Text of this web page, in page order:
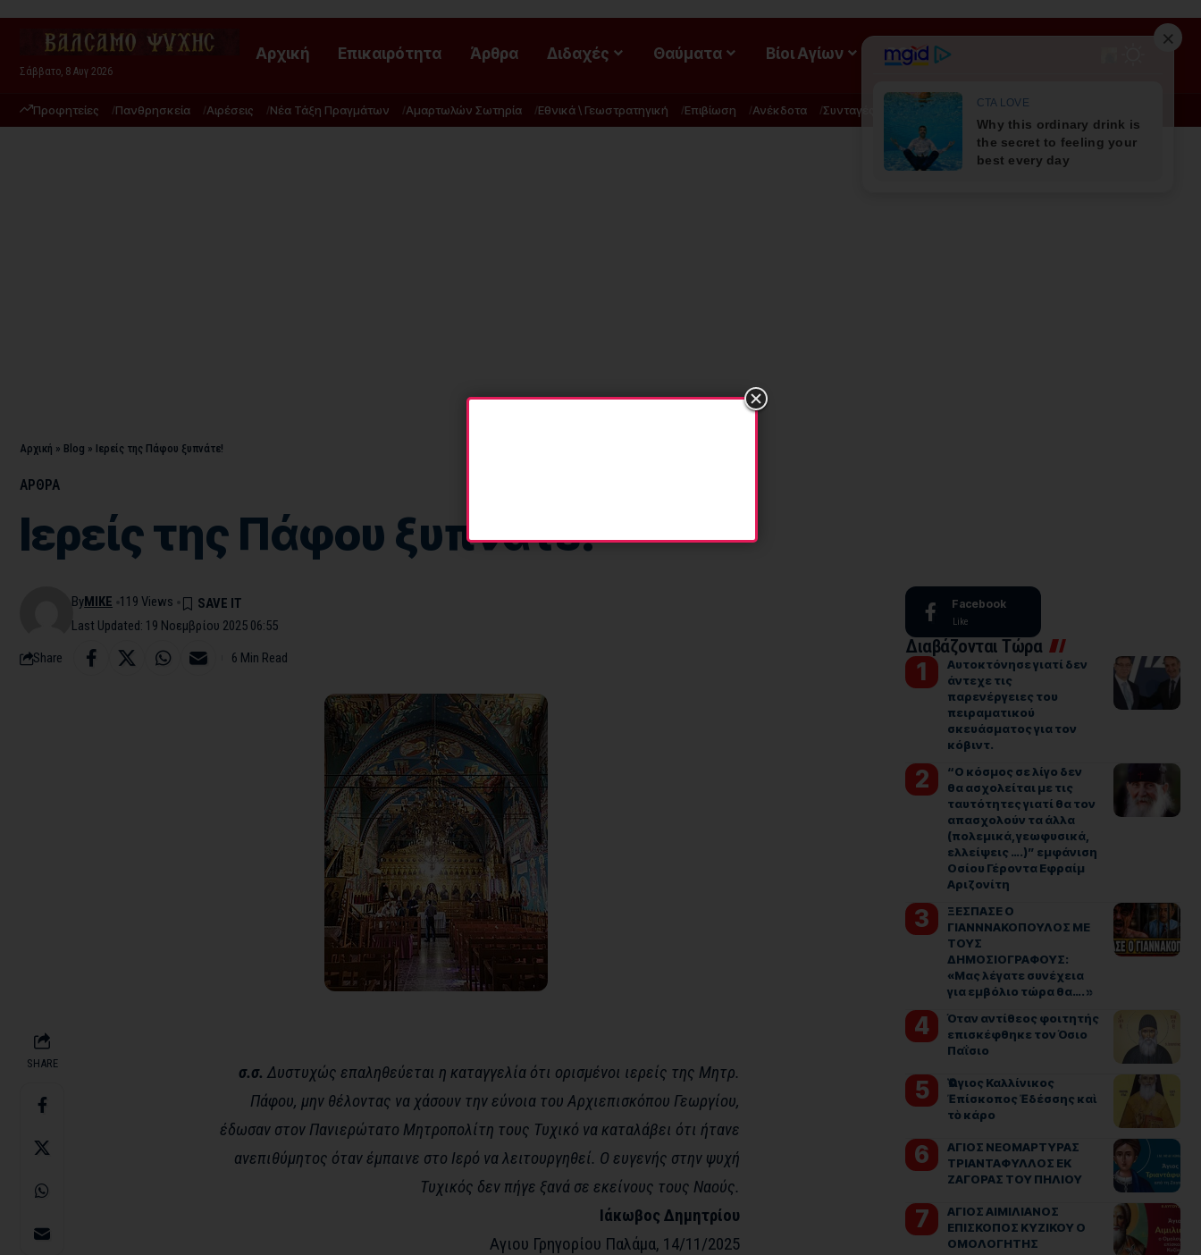
Σάββατο, 8 Αυγ 2026
Αρχική Επικαιρότητα Άρθρα Διδαχές Θαύματα Βίοι Αγίων ΡΟΗ
Προφητείες Πανθρησκεία Αιρέσεις Νέα Τάξη Πραγμάτων Αμαρτωλών Σωτηρία Εθνικά \ Γεωστρατηγική Επιβίωση Ανέκδοτα Συνταγές Διατροφή - Φυσική Ιατρική
Αρχική » Blog » Ιερείς της Πάφου ξυπνάτε!
ΑΡΘΡΑ
Ιερείς της Πάφου ξυπνάτε!
Last Updated: 19 Νοεμβρίου 2025 06:55
ByMIKE 119 Views
Share 6 Min Read
SHARE σ.σ. Δυστυχώς επαληθεύεται η καταγγελία ότι ορισμένοι ιερείς της Μητρ.
Πάφου, μην θέλοντας να χάσουν την εύνοια του Αρχιεπισκόπου Γεωργίου,
έδωσαν στον Πανιερώτατο Μητροπολίτη τους Τυχικό να καταλάβει ότι ήτανε
ανεπιθύμητος όταν έμπαινε στο Ιερό να λειτουργηθεί. Ο ευγενής στην ψυχή
Τυχικός δεν πήγε ξανά σε εκείνους τους Ναούς.
Ιάκωβος Δημητρίου
Αγιου Γρηγορίου Παλάμα, 14/11/2025
Facebook
Like
Διαβάζονται Τώρα
Αυτοκτόνησε γιατί δεν
άντεχε τις
παρενέργειες του
πειραματικού
σκευάσματος για τον
κόβιντ.
“Ο κόσμος σε λίγο δεν
θα ασχολείται με τις
ταυτότητες γιατί θα τον
απασχολούν τα άλλα
(πολεμικά, γεωφυσικά,
ελλείψεις ….)” εμφάνιση
Οσίου Γέροντα Εφραίμ
Αριζονίτη
ΞΕΣΠΑΣΕ Ο
ΓΙΑΝΝΝΑΚΟΠΟΥΛΟΣ ΜΕ
ΤΟΥΣ
ΔΗΜΟΣΙΟΓΡΑΦΟΥΣ:
«Μας λέγατε συνέχεια
για εμβόλιο τώρα θα…. »
Όταν αντίθεος φοιτητής
επισκέφθηκε τον Όσιο
Παΐσιο
Ὁ Ἅγιος Καλλίνικος
Ἐπίσκοπος Ἐδέσσης καὶ
τὸ κάρο
ΑΓΙΟΣ ΝΕΟΜΑΡΤΥΡΑΣ
ΤΡΙΑΝΤΑΦΥΛΛΟΣ ΕΚ
ΖΑΓΟΡΑΣ ΤΟΥ ΠΗΛΙΟΥ
ΑΓΙΟΣ ΑΙΜΙΛΙΑΝΟΣ
ΕΠΙΣΚΟΠΟΣ ΚΥΖΙΚΟΥ Ο
ΟΜΟΛΟΓΗΤΗΣ